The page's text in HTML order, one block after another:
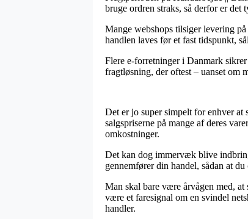
bruge ordren straks, så derfor er det
Mange webshops tilsiger levering
handlen laves før et fast tidspunkt,
Flere e-forretninger i Danmark
fragtløsning, der oftest – uanset om
Det er jo super simpelt for enhver
salgspriserne på mange af deres
omkostninger.
Det kan dog immervæk blive
gennemfører din handel, sådan at
Man skal bare være årvågen med, at
være et faresignal om en svindel
handler.